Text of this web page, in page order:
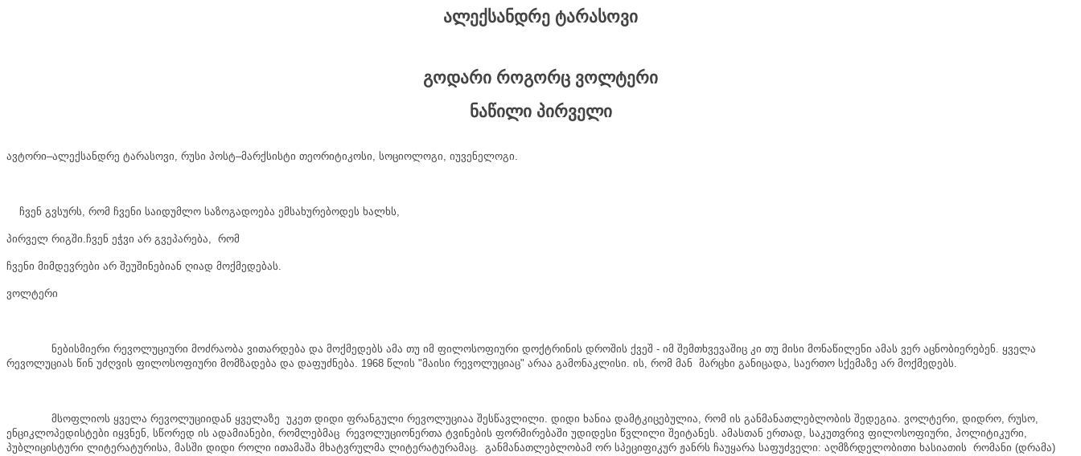
ალექსანდრე ტარასოვი
გოდარი როგორც ვოლტერი
ნაწილი პირველი
ავტორი–ალექსანდრე ტარასოვი, რუსი პოსტ–მარქსისტი თეორიტიკოსი, სოციოლოგი, იუვენელოგი.
ჩვენ გვსურს, რომ ჩვენი საიდუმლო საზოგადოება ემსახურებოდეს ხალხს,
პირველ რიგში. ჩვენ ეჭვი არ გვეპარება, რომ
ჩვენი მიმდევრები არ შეუშინებიან ღიად მოქმედებას.
ვოლტერი
ნებისმიერი რევოლუციური მოძრაობა ვითარდება და მოქმედებს ამა თუ იმ ფილოსოფიური დოქტრინის დროშის ქვეშ - იმ შემთხვევაშიც კი თუ მისი მონაწილენი ამას ვერ აცნობიერებენ. ყველა
რევოლუციას წინ უძღვის ფილოსოფიური მომზადება და დაფუძნება. 1968 წლის "მაისი რევოლუციაც" არაა გამონაკლისი. ის, რომ მან მარცხი განიცადა, საერთო სქემაზე არ მოქმედებს.
მსოფლიოს ყველა რევოლუციიდან ყველაზე უკეთ დიდი ფრანგული რევოლუციაა შესწავლილი. დიდი ხანია დამტკიცებულია, რომ ის განმანათლებლობის შედეგია. ვოლტერი, დიდრო, რუსო,
ენციკლოპედისტები იყვნენ, სწორედ ის ადამიანები, რომლებმაც რევოლუციონერთა ტვინების ფორმირებაში უდიდესი წვლილი შეიტანეს. ამასთან ერთად, საკუთვრივ ფილოსოფიური, პოლიტიკური,
პუბლიცისტური ლიტერატურისა, მასში დიდი როლი ითამაშა მხატვრულმა ლიტერატურამაც. განმანათლებლობამ ორ სპეციფიკურ ჟანრს ჩაუყარა საფუძველი: აღმზრდელობითი ხასიათის რომანი (დრამა)